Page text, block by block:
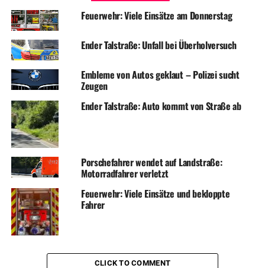
Feuerwehr: Viele Einsätze am Donnerstag
Ender Talstraße: Unfall bei Überholversuch
Embleme von Autos geklaut – Polizei sucht
Zeugen
Ender Talstraße: Auto kommt von Straße ab
Porschefahrer wendet auf Landstraße:
Motorradfahrer verletzt
Feuerwehr: Viele Einsätze und bekloppte
Fahrer
CLICK TO COMMENT